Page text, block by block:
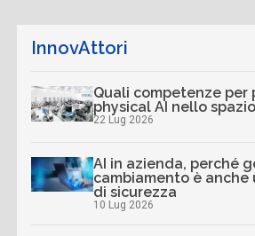
InnovAttori
Quali competenze per
physical AI nello
22 Lug 2026
AI in azienda, perché
cambiamento è anche
di sicurezza
10 Lug 2026